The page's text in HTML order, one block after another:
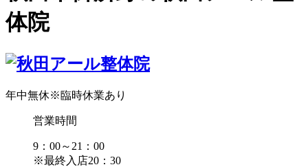
体院
年中無休※臨時休業あり
営業時間
9：00～21：00
※最終入店20：30